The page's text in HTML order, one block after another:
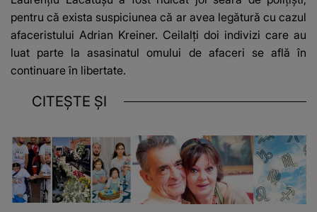
pentru că exista suspiciunea că ar avea legătură cu cazul
afaceristului Adrian Kreiner. Ceilalți doi indivizi care au
luat parte la asasinatul omului de afaceri se află în
continuare în libertate.
CITEȘTE ȘI